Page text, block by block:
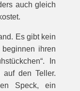
auch gleich
Es gibt kein
ihren
In
auf den Teller.
Speck, ein